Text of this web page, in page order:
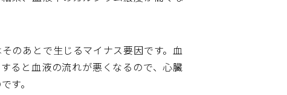
のあとで生じるマイナス要因です。血
ると血液の流れが悪くなるので、心臓
す。